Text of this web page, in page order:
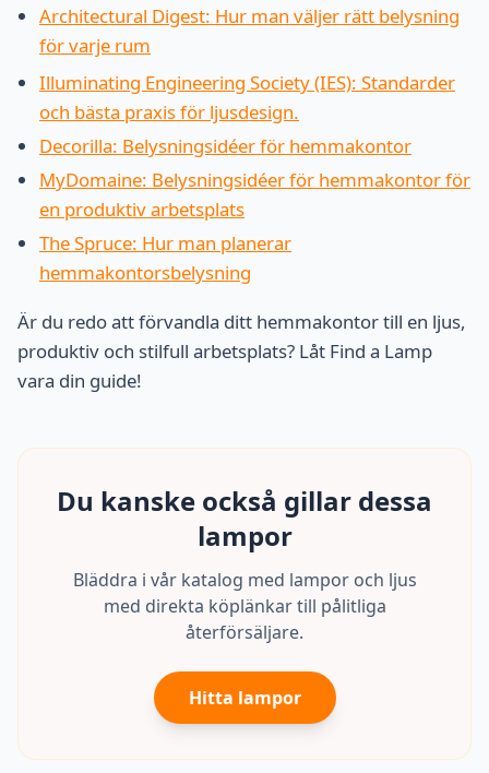
Architectural Digest: Hur man väljer rätt belysning
för varje rum
Illuminating Engineering Society (IES): Standarder
och bästa praxis för ljusdesign.
Decorilla: Belysningsidéer för hemmakontor
MyDomaine: Belysningsidéer för hemmakontor för
en produktiv arbetsplats
The Spruce: Hur man planerar
hemmakontorsbelysning
Är du redo att förvandla ditt hemmakontor till en ljus,
produktiv och stilfull arbetsplats? Låt Find a Lamp
vara din guide!
Du kanske också gillar dessa
lampor
Bläddra i vår katalog med lampor och ljus
med direkta köplänkar till pålitliga
återförsäljare.
Hitta lampor